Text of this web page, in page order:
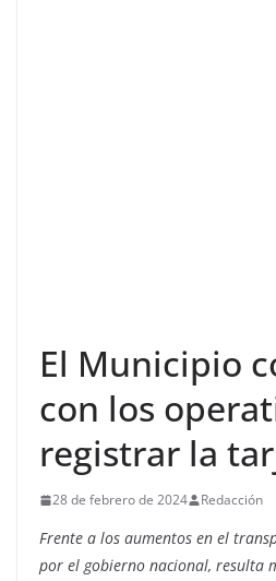
El Municipio
con los
registrar la
28 de febrero de 2024 Redacción
Frente a los aumentos en el
por el gobierno nacional, resulta